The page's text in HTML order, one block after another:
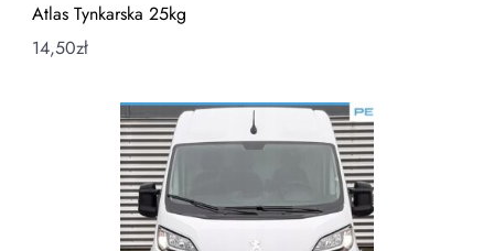
Atlas Tynkarska 25kg
14,50zł